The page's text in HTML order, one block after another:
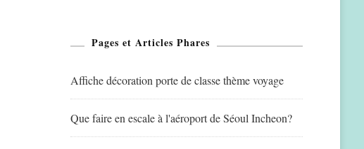
Pages et Articles Phares
Affiche décoration porte de classe thème voyage
Que faire en escale à l'aéroport de Séoul Incheon?